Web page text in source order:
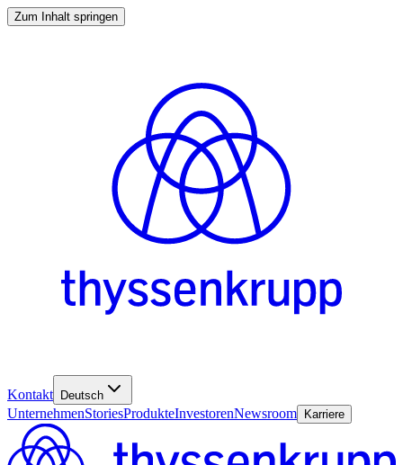
Zum Inhalt springen
Kontakt Deutsch
UnternehmenStoriesProdukteInvestorenNewsroom Karriere